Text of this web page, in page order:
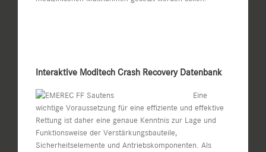
Interaktive Moditech Crash Recovery Datenbank
Eine
wichtige Voraussetzung für eine effiziente und effektive
Rettung ist daher eine genaue Kenntnis zur Lage und
Funktionsweise der Verstärkungsbauteile,
Sicherheitselemente und Antriebskomponenten. Als